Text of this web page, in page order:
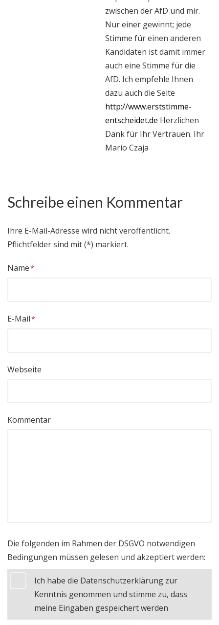
zwischen der AfD und mir.
Nur einer gewinnt; jede
Stimme für einen anderen
Kandidaten ist damit immer
auch eine Stimme für die
AfD. Ich empfehle Ihnen
dazu auch die Seite
http://www.erststimme-
entscheidet.de Herzlichen
Dank für Ihr Vertrauen. Ihr
Mario Czaja
Schreibe einen Kommentar
Ihre E-Mail-Adresse wird nicht veröffentlicht.
Pflichtfelder sind mit (*) markiert.
Name
E-Mail
Webseite
Kommentar
Die folgenden im Rahmen der DSGVO notwendigen
Bedingungen müssen gelesen und akzeptiert werden:
Ich habe die Datenschutzerklärung zur
Kenntnis genommen und stimme zu, dass
meine Eingaben gespeichert werden